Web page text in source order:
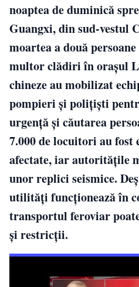
noaptea de duminică
Guangxi, din sud-vestul
moartea a două
multor clădiri în orașul
chineze au mobilizat
pompieri și polițiști
urgență și căutarea
7.000 de locuitori au fost
afectate, iar autoritățile
unor replici seismice.
utilități funcționează în
transportul feroviar
și restricții.